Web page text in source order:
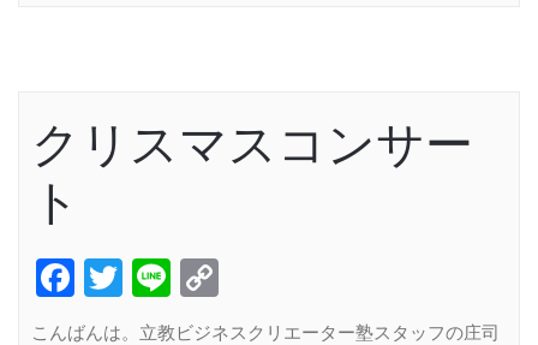
クリスマスコンサー
ト
Facebook
Twitter
Line
Link
こんばんは。立教ビジネスクリエーター塾スタッフの庄司